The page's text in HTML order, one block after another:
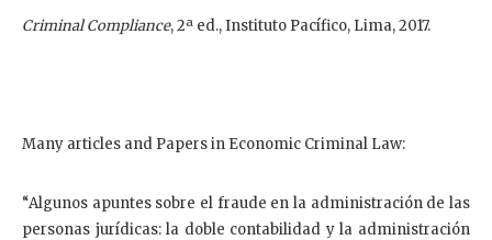
Criminal Compliance, 2ª ed., Instituto Pacífico, Lima, 2017.
Many articles and Papers in Economic Criminal Law:
“Algunos apuntes sobre el fraude en la administración de las
personas jurídicas: la doble contabilidad y la administración